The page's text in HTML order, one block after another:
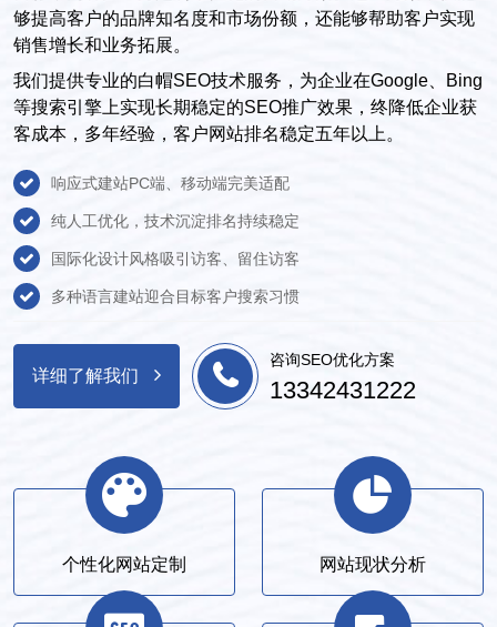
够提高客户的品牌知名度和市场份额，还能够帮助客户实现
销售增长和业务拓展。
我们提供专业的白帽SEO技术服务，为企业在Google、Bing
等搜索引擎上实现长期稳定的SEO推广效果，终降低企业获
客成本，多年经验，客户网站排名稳定五年以上。
响应式建站PC端、移动端完美适配
纯人工优化，技术沉淀排名持续稳定
国际化设计风格吸引访客、留住访客
多种语言建站迎合目标客户搜索习惯
详细了解我们
咨询SEO优化方案
13342431222
个性化网站定制 网站现状分析